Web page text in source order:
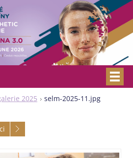
2025 selm-2025-11.jpg